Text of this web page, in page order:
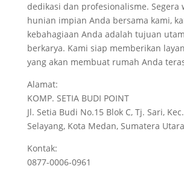
dedikasi dan profesionalisme. Segera
hunian impian Anda bersama kami,
kebahagiaan Anda adalah tujuan
berkarya. Kami siap memberikan
yang akan membuat rumah Anda
Alamat:
KOMP. SETIA BUDI POINT
Jl. Setia Budi No.15 Blok C, Tj. Sari,
Selayang, Kota Medan, Sumatera
Kontak:
0877-0006-0961